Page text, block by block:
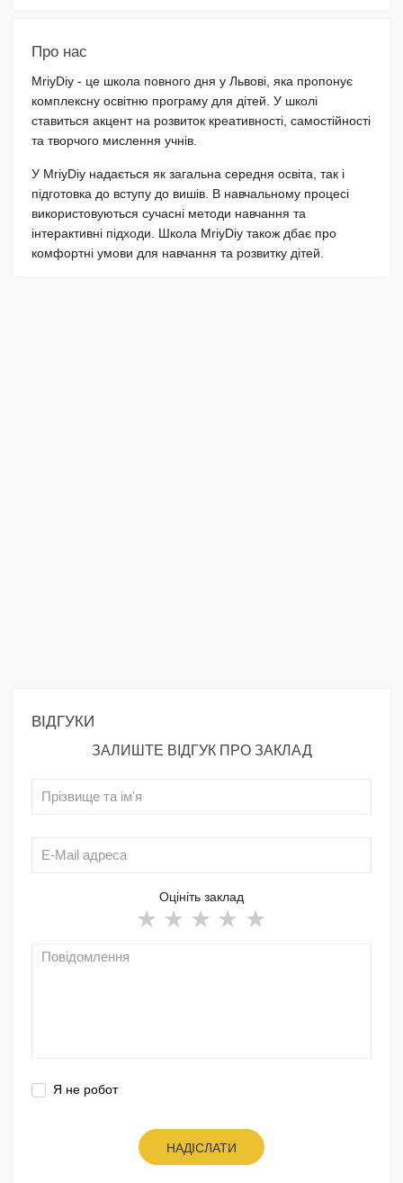
Про нас
MriyDiy - це школа повного дня у Львові, яка пропонує
комплексну освітню програму для дітей. У школі
ставиться акцент на розвиток креативності, самостійності
та творчого мислення учнів.
У MriyDiy надається як загальна середня освіта, так і
підготовка до вступу до вишів. В навчальному процесі
використовуються сучасні методи навчання та
інтерактивні підходи. Школа MriyDiy також дбає про
комфортні умови для навчання та розвитку дітей.
ВІДГУКИ
ЗАЛИШТЕ ВІДГУК ПРО ЗАКЛАД
Оцініть заклад
Я не робот
НАДІСЛАТИ